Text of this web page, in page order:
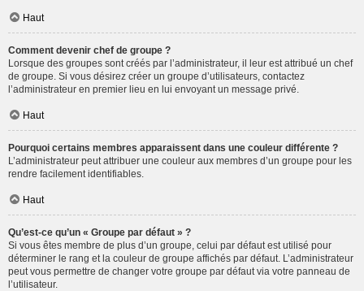
Haut
Comment devenir chef de groupe ?
Lorsque des groupes sont créés par l’administrateur, il leur est attribué un chef
de groupe. Si vous désirez créer un groupe d’utilisateurs, contactez
l’administrateur en premier lieu en lui envoyant un message privé.
Haut
Pourquoi certains membres apparaissent dans une couleur différente ?
L’administrateur peut attribuer une couleur aux membres d’un groupe pour les
rendre facilement identifiables.
Haut
Qu’est-ce qu’un « Groupe par défaut » ?
Si vous êtes membre de plus d’un groupe, celui par défaut est utilisé pour
déterminer le rang et la couleur de groupe affichés par défaut. L’administrateur
peut vous permettre de changer votre groupe par défaut via votre panneau de
l’utilisateur.